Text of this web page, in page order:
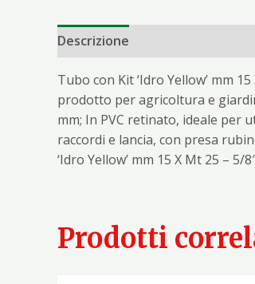
Descrizione
Tubo con Kit ‘Idro Yellow’ mm
prodotto per agricoltura e
mm; In PVC retinato, ideale
raccordi e lancia, con presa
‘Idro Yellow’ mm 15 X Mt 25 –
Prodotti